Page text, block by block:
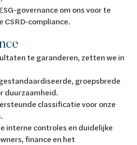
governance om ons voor te
CSRD-compliance.
te garanderen, zetten we in
groepsbrede
duurzaamheid.
classificatie voor onze
interne controles en duidelijke
finance en het